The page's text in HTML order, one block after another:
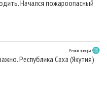
Начался пожароопасный
Регион номера
Республика Саха (Якутия)